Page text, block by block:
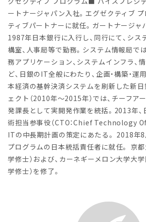
ートナージャパン入社。エグゼクティブ
ティブパートナーに就任。ガートナージャ
1987年日本銀行に入行し、同行にて、シス
構室、人事局等で勤務。システム情報局で
務アプリケーション、システムインフラ、
ど、日銀のIT全般にわたり、企画・構築・運
本経済の基幹決済システムを刷新した新
ェクト（2010年～2015年）では、チーフア
発課長として実開発作業を統括。2013年
術担当参事役（CTO：Chief Technology
ITの中長期計画の策定にあたる。 2018年8
プログラムの日本統括責任者に就任。 京都
学修士）および、カーネギーメロン大学大
学修士）を修了。